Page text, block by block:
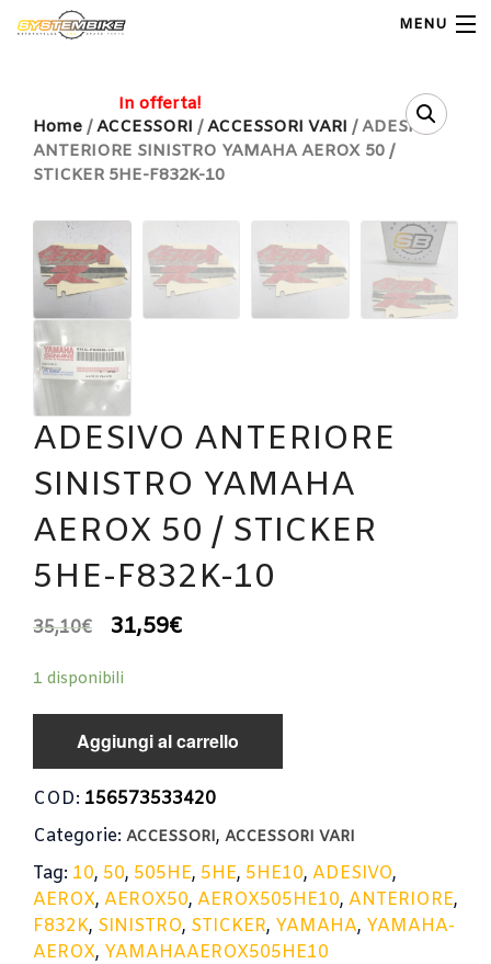
MENU
Home
Shop Ricambi
Note Generali
Carrello
Home /ACCESSORI /ACCESSORI VARI / ADESIVO
ANTERIORE SINISTRO YAMAHA AEROX 50 /
STICKER 5HE-F832K-10
In offerta!
ADESIVO ANTERIORE
SINISTRO YAMAHA
AEROX 50 / STICKER
5HE-F832K-10
35,10€ 31,59€
1 disponibili
Aggiungi al carrello
COD: 156573533420
Categorie: ACCESSORI, ACCESSORI VARI
Tag: 10, 50, 505HE, 5HE, 5HE10, ADESIVO,
AEROX, AEROX50, AEROX505HE10, ANTERIORE,
F832K, SINISTRO, STICKER, YAMAHA, YAMAHA-
AEROX, YAMAHAAEROX505HE10